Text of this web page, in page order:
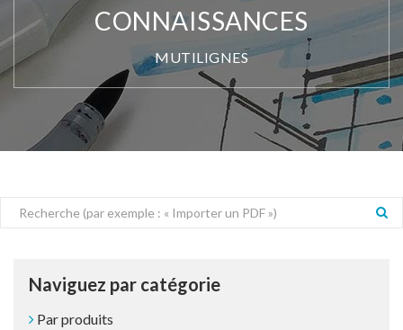
CONNAISSANCES
MUTILIGNES
Naviguez par catégorie
Par produits